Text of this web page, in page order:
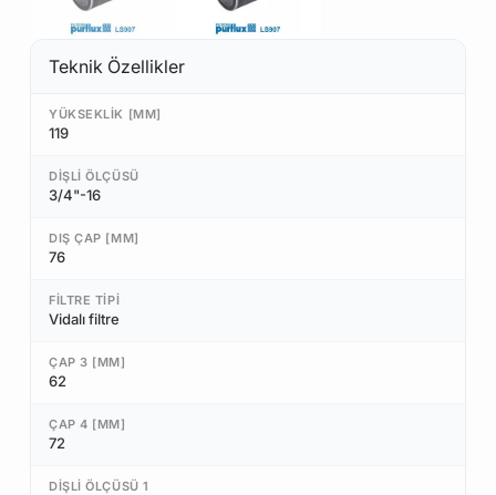
Teknik Özellikler
YÜKSEKLIK [MM]
119
DIŞLI ÖLÇÜSÜ
3/4"-16
DIŞ ÇAP [MM]
76
FILTRE TIPI
Vidalı filtre
ÇAP 3 [MM]
62
ÇAP 4 [MM]
72
DIŞLI ÖLÇÜSÜ 1